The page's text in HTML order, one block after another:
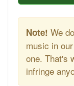
Note! We
music in
one. That's
infringe